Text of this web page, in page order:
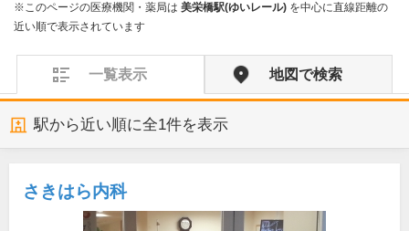
※このページの医療機関・薬局は 美栄橋駅(ゆいレール) を中心に直線距離の
近い順で表示されています
一覧表示 地図で検索
駅から近い順に全1件を表示
さきはら内科